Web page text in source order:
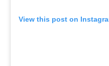
View this post on